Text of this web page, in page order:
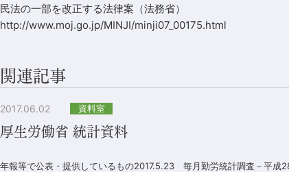
民法の一部を改正する法律案（法務省）
http://www.moj.go.jp/MINJI/minji07_00175.html
関連記事
2017.06.02 資料室
厚生労働省 統計資料
年報等で公表・提供しているもの2017.5.23 毎月勤労統計調査－平成